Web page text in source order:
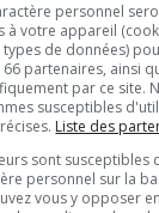
activités
personnel
à votre appareil
types de données)
partenaires, ainsi
par ce site.
susceptibles
Liste des
sont susceptibles
personnel sur la
vous y opposer